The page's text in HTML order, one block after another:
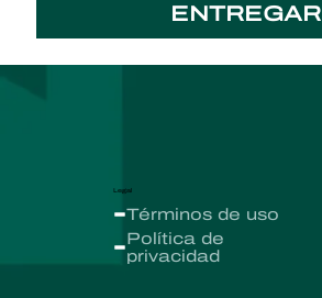
ENTREGAR
Legal
Términos de uso
Política de
privacidad